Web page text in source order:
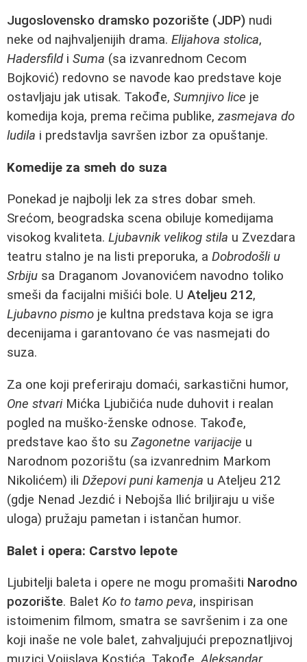
Jugoslovensko dramsko pozorište (JDP) nudi
neke od najhvaljenijih drama. Elijahova stolica,
Hadersfildi Suma (sa izvanrednom Cecom
Bojković) redovno se navode kao predstave koje
ostavljaju jak utisak. Takođe, Sumnjivo lice je
komedija koja, prema rečima publike, zasmejava do
ludila i predstavlja savršen izbor za opuštanje.
Komedije za smeh do suza
Ponekad je najbolji lek za stres dobar smeh.
Srećom, beogradska scena obiluje komedijama
visokog kvaliteta. Ljubavnik velikog stila u Zvezdara
teatru stalno je na listi preporuka, a Dobrodošli u
Srbiju sa Draganom Jovanovićem navodno toliko
smeši da facijalni mišići bole. U Ateljeu 212,
Ljubavno pismo je kultna predstava koja se igra
decenijama i garantovano će vas nasmejati do
suza.
Za one koji preferiraju domaći, sarkastični humor,
One stvariMićka Ljubičića nude duhovit i realan
pogled na muško-ženske odnose. Takođe,
predstave kao što su Zagonetne varijacije u
Narodnom pozorištu (sa izvanrednim Markom
Nikolićem) ili Džepovi puni kamenja u Ateljeu 212
(gdje Nenad Jezdić i Nebojša Ilić briljiraju u više
uloga) pružaju pametan i istančan humor.
Balet i opera: Carstvo lepote
Ljubitelji baleta i opere ne mogu promašiti Narodno
pozorište. Balet Ko to tamo peva, inspirisan
istoimenim filmom, smatra se savršenim i za one
koji inaše ne vole balet, zahvaljujući prepoznatljivoj